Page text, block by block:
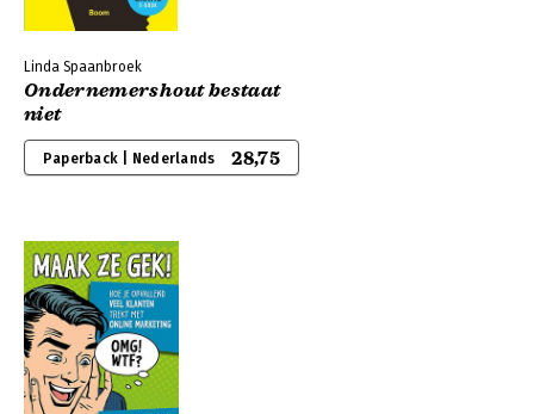
Linda Spaanbroek
Ondernemershout bestaat
niet
Paperback | Nederlands 28,75